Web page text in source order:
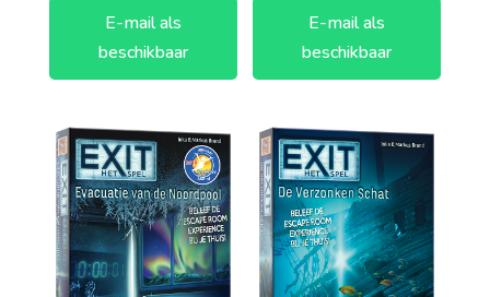
E-mail als
beschikbaar
E-mail als
beschikbaar